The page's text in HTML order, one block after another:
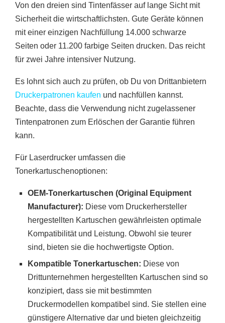
Von den dreien sind Tintenfässer auf lange Sicht mit
Sicherheit die wirtschaftlichsten. Gute Geräte können
mit einer einzigen Nachfüllung 14.000 schwarze
Seiten oder 11.200 farbige Seiten drucken. Das reicht
für zwei Jahre intensiver Nutzung.
Es lohnt sich auch zu prüfen, ob Du von Drittanbietern
Druckerpatronen kaufen und nachfüllen kannst.
Beachte, dass die Verwendung nicht zugelassener
Tintenpatronen zum Erlöschen der Garantie führen
kann.
Für Laserdrucker umfassen die
Tonerkartuschenoptionen:
OEM-Tonerkartuschen (Original Equipment
Manufacturer): Diese vom Druckerhersteller
hergestellten Kartuschen gewährleisten optimale
Kompatibilität und Leistung. Obwohl sie teurer
sind, bieten sie die hochwertigste Option.
Kompatible Tonerkartuschen: Diese von
Drittunternehmen hergestellten Kartuschen sind so
konzipiert, dass sie mit bestimmten
Druckermodellen kompatibel sind. Sie stellen eine
günstigere Alternative dar und bieten gleichzeitig